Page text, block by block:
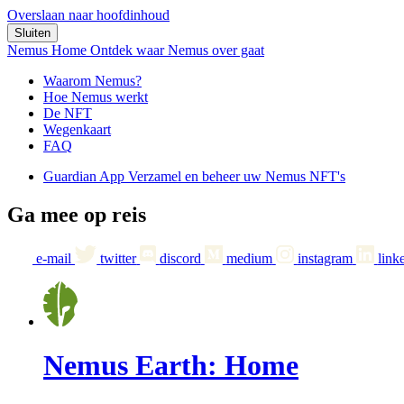
Overslaan naar hoofdinhoud
Sluiten
Nemus Home Ontdek waar Nemus over gaat
Waarom Nemus?
Hoe Nemus werkt
De NFT
Wegenkaart
FAQ
Guardian App Verzamel en beheer uw Nemus NFT's
Ga mee op reis
e-mail twitter discord medium instagram
Nemus Earth: Home